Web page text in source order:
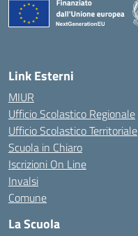
Link Esterni
MIUR
Ufficio Scolastico Regionale
Ufficio Scolastico Territoriale
Scuola in Chiaro
Iscrizioni On Line
Invalsi
Comune
La Scuola